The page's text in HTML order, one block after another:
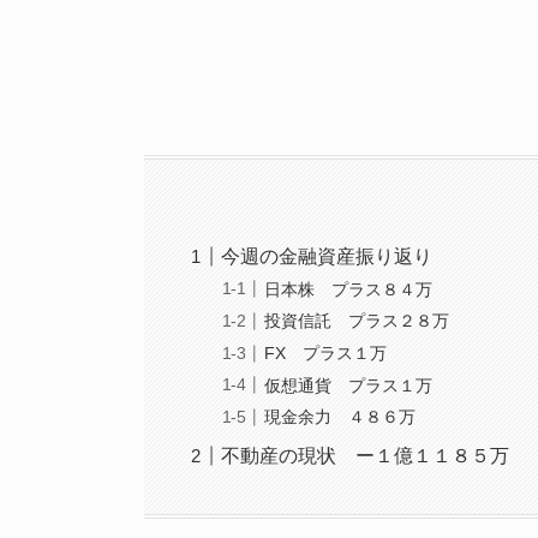
今週の金融資産振り返り
日本株 プラス８４万
投資信託 プラス２８万
FX プラス１万
仮想通貨 プラス１万
現金余力 ４８６万
不動産の現状 ー１億１１８５万